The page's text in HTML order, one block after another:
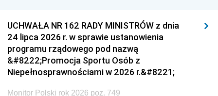
UCHWAŁA NR 162 RADY MINISTRÓW z dnia
24 lipca 2026 r. w sprawie ustanowienia
programu rządowego pod nazwą
&#8222;Promocja Sportu Osób z
Niepełnosprawnościami w 2026 r.&#8221;
Monitor Polski rok 2026 poz. 749